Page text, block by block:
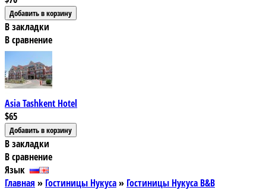
В закладки
В сравнение
Asia Tashkent Hotel
$65
В закладки
В сравнение
Язык
Главная » Гостиницы Нукуса» Гостиницы Нукуса B&B